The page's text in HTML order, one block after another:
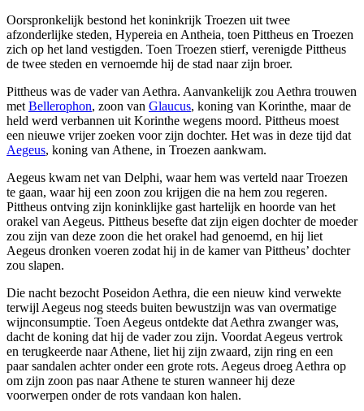
Oorspronkelijk bestond het koninkrijk Troezen uit twee
afzonderlijke steden, Hypereia en Antheia, toen Pittheus en Troezen
zich op het land vestigden. Toen Troezen stierf, verenigde Pittheus
de twee steden en vernoemde hij de stad naar zijn broer.
Pittheus was de vader van Aethra. Aanvankelijk zou Aethra trouwen
met Bellerophon, zoon van Glaucus, koning van Korinthe, maar de
held werd verbannen uit Korinthe wegens moord. Pittheus moest
een nieuwe vrijer zoeken voor zijn dochter. Het was in deze tijd dat
Aegeus, koning van Athene, in Troezen aankwam.
Aegeus kwam net van Delphi, waar hem was verteld naar Troezen
te gaan, waar hij een zoon zou krijgen die na hem zou regeren.
Pittheus ontving zijn koninklijke gast hartelijk en hoorde van het
orakel van Aegeus. Pittheus besefte dat zijn eigen dochter de moeder
zou zijn van deze zoon die het orakel had genoemd, en hij liet
Aegeus dronken voeren zodat hij in de kamer van Pittheus’ dochter
zou slapen.
Die nacht bezocht Poseidon Aethra, die een nieuw kind verwekte
terwijl Aegeus nog steeds buiten bewustzijn was van overmatige
wijnconsumptie. Toen Aegeus ontdekte dat Aethra zwanger was,
dacht de koning dat hij de vader zou zijn. Voordat Aegeus vertrok
en terugkeerde naar Athene, liet hij zijn zwaard, zijn ring en een
paar sandalen achter onder een grote rots. Aegeus droeg Aethra op
om zijn zoon pas naar Athene te sturen wanneer hij deze
voorwerpen onder de rots vandaan kon halen.